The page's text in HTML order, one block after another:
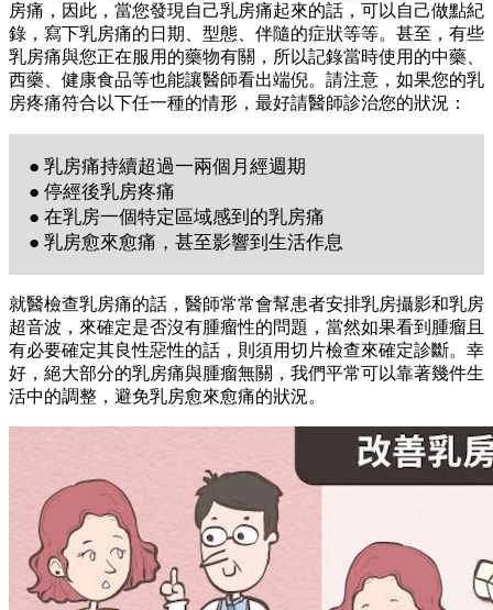
房痛，因此，當您發現自己乳房痛起來的話，可以自己做點紀
錄，寫下乳房痛的日期、型態、伴隨的症狀等等。甚至，有些
乳房痛與您正在服用的藥物有關，所以記錄當時使用的中藥、
西藥、健康食品等也能讓醫師看出端倪。請注意，如果您的乳
房疼痛符合以下任一種的情形，最好請醫師診治您的狀況：
● 乳房痛持續超過一兩個月經週期
● 停經後乳房疼痛
● 在乳房一個特定區域感到的乳房痛
● 乳房愈來愈痛，甚至影響到生活作息
就醫檢查乳房痛的話，醫師常常會幫患者安排乳房攝影和乳房
超音波，來確定是否沒有腫瘤性的問題，當然如果看到腫瘤且
有必要確定其良性惡性的話，則須用切片檢查來確定診斷。幸
好，絕大部分的乳房痛與腫瘤無關，我們平常可以靠著幾件生
活中的調整，避免乳房愈來愈痛的狀況。